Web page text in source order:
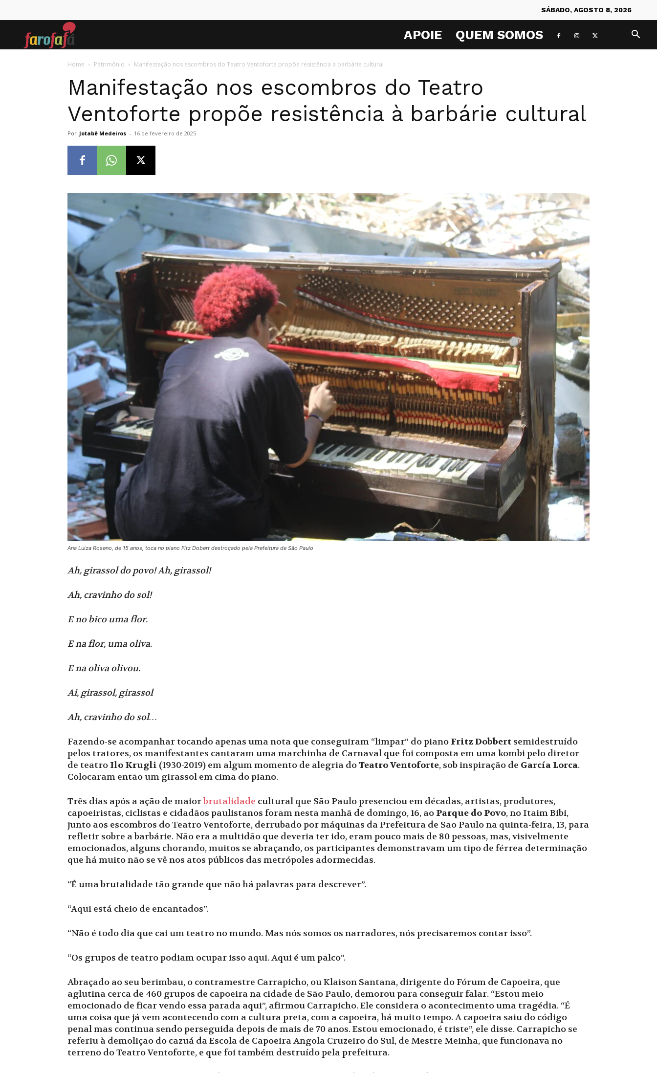
SÁBADO, AGOSTO 8, 2026
APOIE QUEM SOMOS
Home Patrimônio Manifestação nos escombros do Teatro Ventoforte propõe resistência à barbárie cultural
Manifestação nos escombros do Teatro
Ventoforte propõe resistência à barbárie cultural
Por Jotabê Medeiros - 16 de fevereiro de 2025
Ana Luiza Roseno, de 15 anos, toca no piano Fitz Dobert destroçado pela Prefeitura de São Paulo
Ah, girassol do povo! Ah, girassol!
Ah, cravinho do sol!
E no bico uma flor.
E na flor, uma oliva.
E na oliva olivou.
Ai, girassol, girassol
Ah, cravinho do sol…
Fazendo-se acompanhar tocando apenas uma nota que conseguiram “limpar” do piano Fritz Dobbert semidestruído
pelos tratores, os manifestantes cantaram uma marchinha de Carnaval que foi composta em uma kombi pelo diretor
de teatro Ilo Krugli (1930-2019) em algum momento de alegria doTeatro Ventoforte, sob inspiração de García Lorca.
Colocaram então um girassol em cima do piano.
Três dias após a ação de maiorbrutalidade cultural que São Paulo presenciou em décadas, artistas, produtores,
capoeiristas, ciclistas e cidadãos paulistanos foram nesta manhã de domingo, 16, ao Parque do Povo, no Itaim Bibi,
junto aos escombros do Teatro Ventoforte, derrubado por máquinas da Prefeitura de São Paulo na quinta-feira, 13, para
refletir sobre a barbárie. Não era a multidão que deveria ter ido, eram pouco mais de 80 pessoas, mas, visivelmente
emocionados, alguns chorando, muitos se abraçando, os participantes demonstravam um tipo de férrea determinação
que há muito não se vê nos atos públicos das metrópoles adormecidas.
“É uma brutalidade tão grande que não há palavras para descrever”.
“Aqui está cheio de encantados”.
“Não é todo dia que cai um teatro no mundo. Mas nós somos os narradores, nós precisaremos contar isso”.
“Os grupos de teatro podiam ocupar isso aqui. Aqui é um palco”.
Abraçado ao seu berimbau, o contramestre Carrapicho, ou Klaison Santana, dirigente do Fórum de Capoeira, que
aglutina cerca de 460 grupos de capoeira na cidade de São Paulo, demorou para conseguir falar. “Estou meio
emocionado de ficar vendo essa parada aqui”, afirmou Carrapicho. Ele considera o acontecimento uma tragédia. “É
uma coisa que já vem acontecendo com a cultura preta, com a capoeira, há muito tempo. A capoeira saiu do código
penal mas continua sendo perseguida depois de mais de 70 anos. Estou emocionado, é triste”, ele disse. Carrapicho se
referiu à demolição do cazuá da Escola de Capoeira Angola Cruzeiro do Sul, de Mestre Meinha, que funcionava no
terreno do Teatro Ventoforte, e que foi também destruído pela prefeitura.